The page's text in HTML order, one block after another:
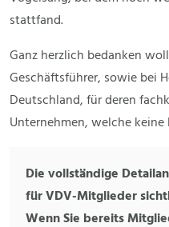
stattfand.
Ganz herzlich bedanken
Geschäftsführer, sowie bei
Deutschland, für deren
Unternehmen, welche
Die vollständige
für VDV-Mitglieder
Wenn Sie bereits